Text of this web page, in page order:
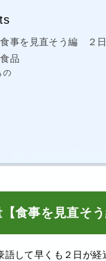
事を見直そう編 ２日
品
の
食事を見直そ
して早くも２日が経